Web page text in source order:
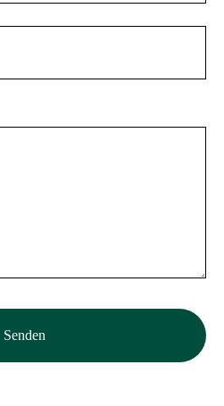
Senden